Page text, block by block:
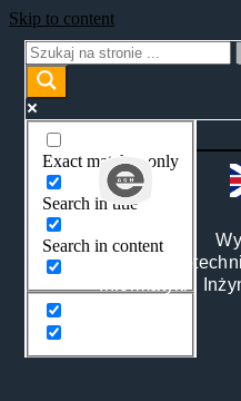
Skip to content
Exact matches only
Search in title
Search in content
Informatyki i